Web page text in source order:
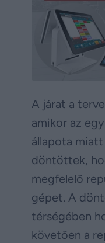
A járat a
amikor az
állapota
döntöttek,
megfelelő
gépet. A
térségében
követően a